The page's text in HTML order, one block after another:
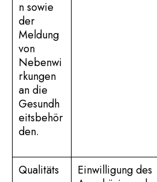
n sowie
der
Meldung
von
Nebenwi
rkungen
an die
Gesundh
eitsbehör
den.
Qualitäts
Einwilligung des